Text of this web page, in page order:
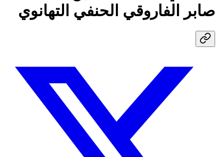
صابر الفاروقي الحنفي التهانوي